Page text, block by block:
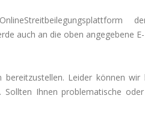
auch an die oben angegebene
Leider können
Ihnen problematische